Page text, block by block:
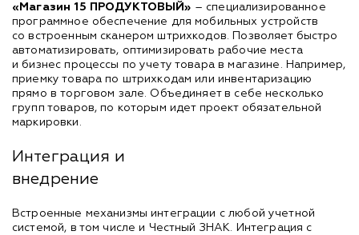
«Магазин 15 ПРОДУКТОВЫЙ» – специализированное
программное обеспечение для мобильных устройств
со встроенным сканером штрихкодов. Позволяет быстро
автоматизировать, оптимизировать рабочие места
и бизнес процессы по учету товара в магазине. Например,
приемку товара по штрихкодам или инвентаризацию
прямо в торговом зале. Объединяет в себе несколько
групп товаров, по которым идет проект обязательной
маркировки.
Интеграция и
внедрение
Встроенные механизмы интеграции с любой учетной
системой, в том числе и Честный ЗНАК. Интеграция с